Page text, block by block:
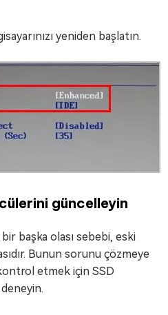
yeniden başlatın.
güncelleyin
başka olası sebebi, eski
Bunun sorunu çözmeye
kontrol etmek için SSD